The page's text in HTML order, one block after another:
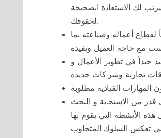
لك الاستعادة ابصحيحة
لحقوقك.
أعماله وصناعته بما
جيداً في تطوير الأعمال و
من الاستجابة و البحث
الأنشطة التي يقوم بها